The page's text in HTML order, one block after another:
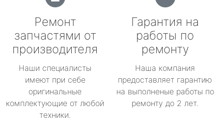
Ремонт
запчастями от
производителя
Наши специалисты
имеют при себе
оригинальные
комплектующие от любой
техники.
Гарантия на
работы по
ремонту
Наша компания
предоставляет гарантию
на выполненые работы по
ремонту до 2 лет.